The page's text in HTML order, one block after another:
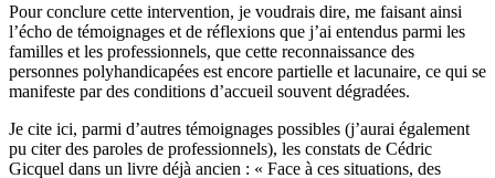
Pour conclure cette intervention, je voudrais dire, me faisant ainsi
l’écho de témoignages et de réflexions que j’ai entendus parmi les
familles et les professionnels, que cette reconnaissance des
personnes polyhandicapées est encore partielle et lacunaire, ce qui se
manifeste par des conditions d’accueil souvent dégradées.
Je cite ici, parmi d’autres témoignages possibles (j’aurai également
pu citer des paroles de professionnels), les constats de Cédric
Gicquel dans un livre déjà ancien : « Face à ces situations, des